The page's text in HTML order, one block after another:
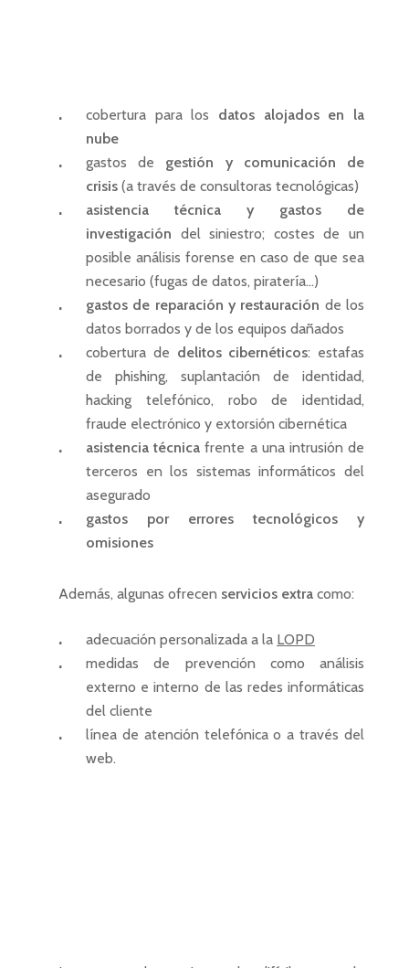
cobertura para los datos alojados en la
nube
gastos de gestión y comunicación de
crisis (a través de consultoras tecnológicas)
asistencia técnica y gastos de
investigación del siniestro; costes de un
posible análisis forense en caso de que sea
necesario (fugas de datos, piratería…)
gastos de reparación y restauración de los
datos borrados y de los equipos dañados
cobertura de delitos cibernéticos: estafas
de phishing, suplantación de identidad,
hacking telefónico, robo de identidad,
fraude electrónico y extorsión cibernética
asistencia técnica frente a una intrusión de
terceros en los sistemas informáticos del
asegurado
gastos por errores tecnológicos y
omisiones
Además, algunas ofrecen servicios extra como:
adecuación personalizada a la LOPD
medidas de prevención como análisis
externo e interno de las redes informáticas
del cliente
línea de atención telefónica o a través del
web.